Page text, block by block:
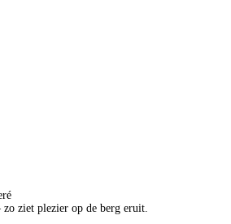
ziet plezier op de berg eruit.